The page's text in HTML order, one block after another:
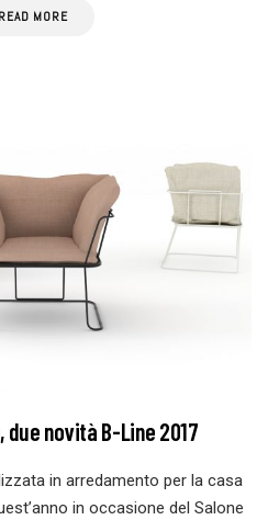
READ MORE
due novità B-Line 2017
in arredamento per la casa
in occasione del Salone